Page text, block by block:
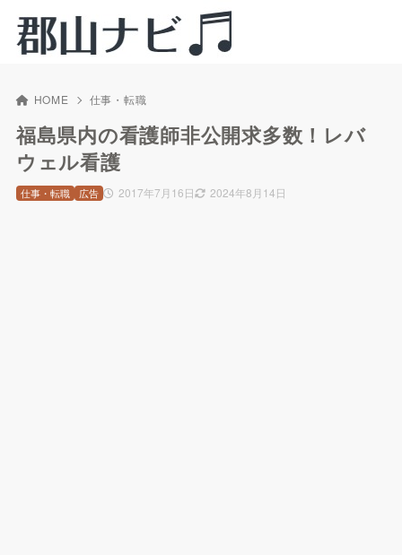
HOME 仕事・転職
福島県内の看護師非公開求多数！レバ
ウェル看護
2017年7月16日 2024年8月14日
仕事・転職 広告